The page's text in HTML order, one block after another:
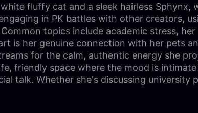
fluffy cat and a sleek hairless
in PK battles with other creators,
topics include academic stress,
is her genuine connection with her pets
for the calm, authentic energy she
friendly space where the mood is
talk. Whether she's discussing